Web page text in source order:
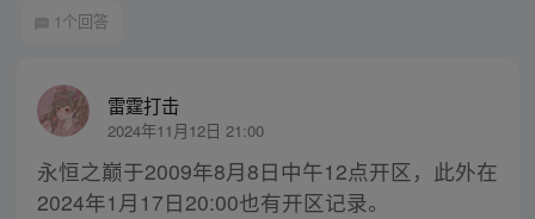
1个回答
雷霆打击
2024年11月12日 21:00
永恒之巅于2009年8月8日中午12点开区，此外在
2024年1月17日20:00也有开区记录。